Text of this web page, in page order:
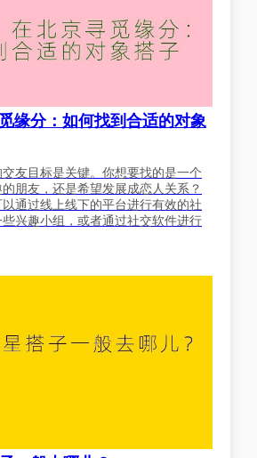
缘分：如何找到合适的对象
友目标是关键。你想要找的是一个
朋友，还是希望发展成恋人关系？
通过线上线下的平台进行有效的社
兴趣小组，或者通过社交软件进行